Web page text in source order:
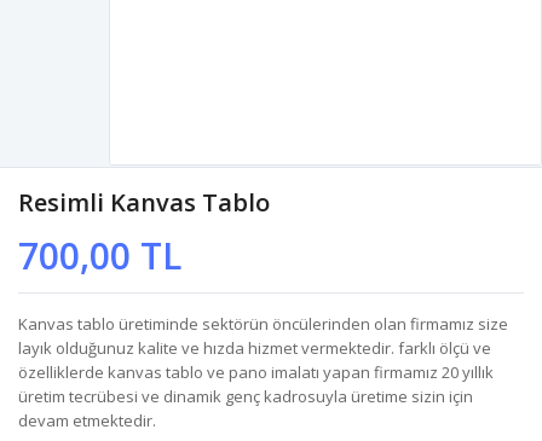
Resimli Kanvas Tablo
700,00 TL
Kanvas tablo üretiminde sektörün öncülerinden olan firmamız size
layık olduğunuz kalite ve hızda hizmet vermektedir. farklı ölçü ve
özelliklerde kanvas tablo ve pano imalatı yapan firmamız 20 yıllık
üretim tecrübesi ve dinamik genç kadrosuyla üretime sizin için
devam etmektedir.